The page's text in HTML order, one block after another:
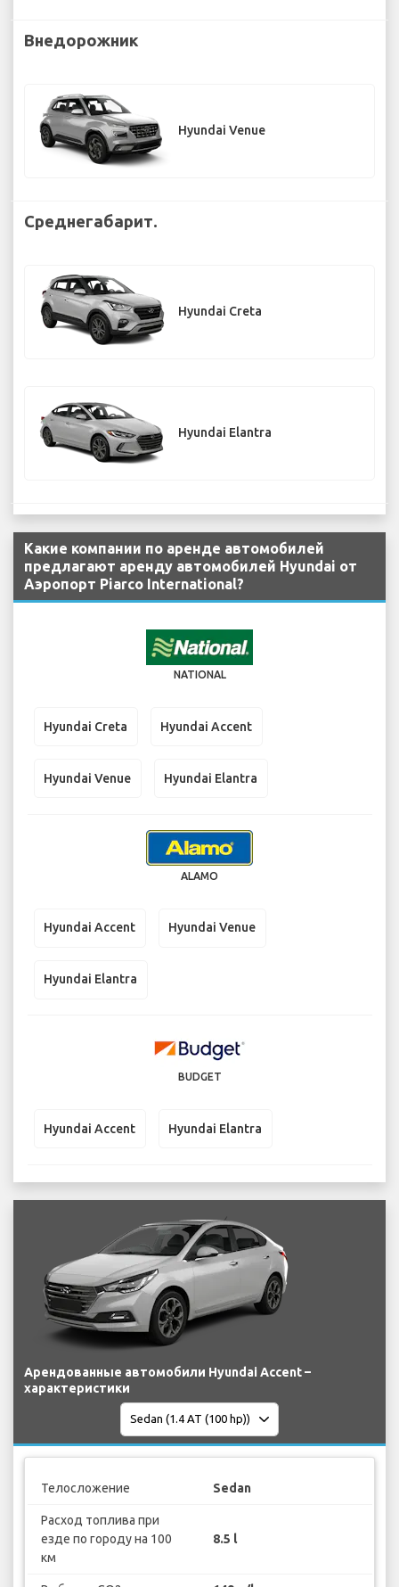
Внедорожник
Hyundai Venue
Среднегабарит.
Hyundai Creta
Hyundai Elantra
Какие компании по аренде автомобилей
предлагают аренду автомобилей Hyundai от
Аэропорт Piarco International?
NATIONAL
Hyundai Creta Hyundai Accent
Hyundai Venue Hyundai Elantra
ALAMO
Hyundai Accent Hyundai Venue
Hyundai Elantra
BUDGET
Hyundai Accent Hyundai Elantra
Арендованные автомобили Hyundai Accent –
характеристики
Телосложение Sedan
Расход топлива при
езде по городу на 100
км
8.5 l